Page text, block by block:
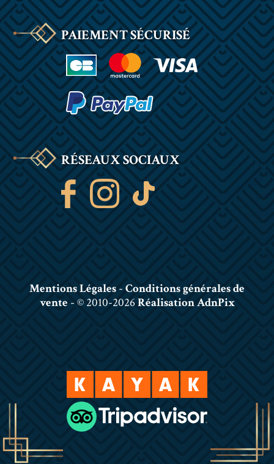
PAIEMENT SÉCURISÉ
RÉSEAUX SOCIAUX
Mentions Légales - Conditions générales de
vente - © 2010-2026Réalisation AdnPix